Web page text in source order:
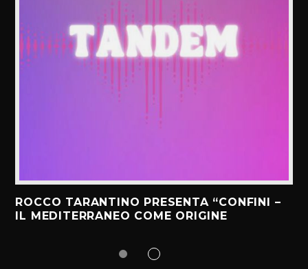
ROCCO TARANTINO PRESENTA “CONFINI –
IL MEDITERRANEO COME ORIGINE